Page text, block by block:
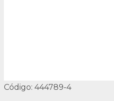
Código: 444789-4